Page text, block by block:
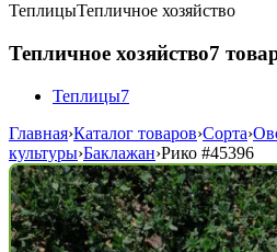
ТеплицыТепличное хозяйство
Тепличное хозяйство7
Теплицы7
Главная›Каталог товаров›Сорта›
культуры›Баклажан›Рико #45396